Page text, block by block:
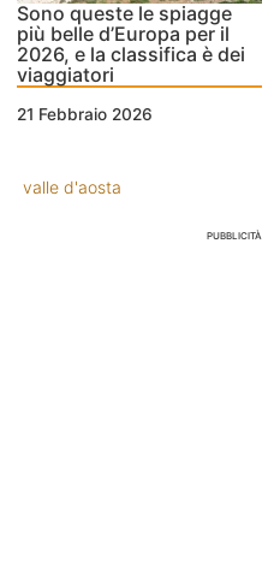
Sono queste le spiagge
più belle d’Europa per il
2026, e la classifica è dei
viaggiatori
21 Febbraio 2026
valle d'aosta
PUBBLICITÀ